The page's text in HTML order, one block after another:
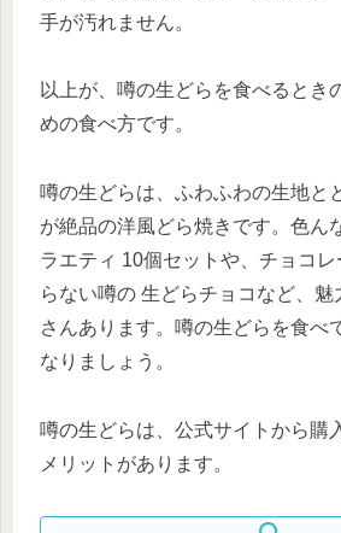
手が汚れません。
以上が、噂の生どらを食べるとき
めの食べ方です。
噂の生どらは、ふわふわの生地と
が絶品の洋風どら焼きです。色ん
ラエティ 10個セットや、チョコレ
らない噂の 生どらチョコなど、魅
さんあります。噂の生どらを食べ
なりましょう。
噂の生どらは、公式サイトから購
メリットがあります。